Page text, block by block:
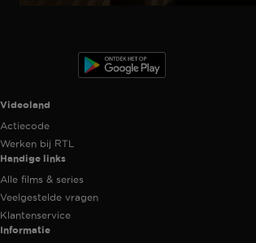
Videoland useful links.
Videoland
Actiecode
Werken bij RTL
Handige links
Alle films & series
Veelgestelde vragen
Klantenservice
Informatie